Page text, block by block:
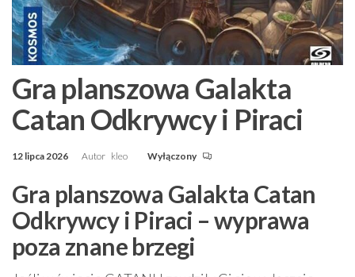
Gra planszowa Galakta
Catan Odkrywcy i Piraci
12 lipca 2026 Autor kleo Wyłączony
Gra planszowa Galakta Catan
Odkrywcy i Piraci – wyprawa
poza znane brzegi